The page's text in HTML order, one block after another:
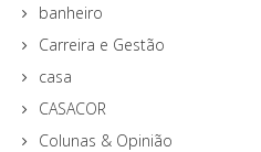
banheiro
Carreira e Gestão
casa
CASACOR
Colunas & Opinião